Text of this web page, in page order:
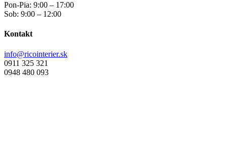
Pon-Pia: 9:00 – 17:00
Sob: 9:00 – 12:00
Kontakt
info@ricointerier.sk
0911 325 321
0948 480 093